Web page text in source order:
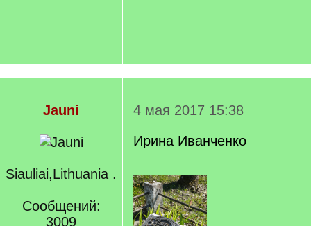
Jauni
Siauliai,Lithuania .
Сообщений:
3009
4 мая 2017 15:38
Ирина Иванченко